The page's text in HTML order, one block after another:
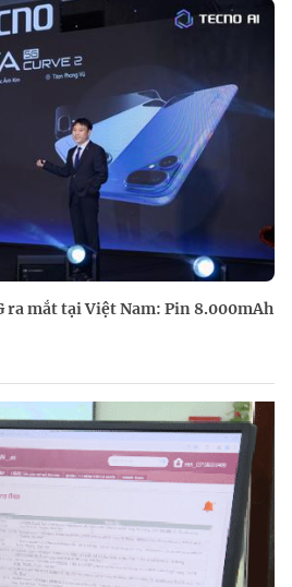
ra mắt tại Việt Nam: Pin 8.000mAh